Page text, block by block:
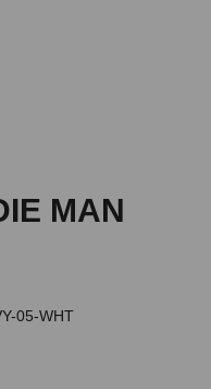
MAN
05-WHT